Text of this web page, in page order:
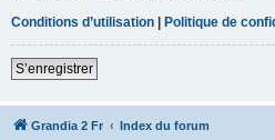
Conditions d’utilisation | Politique de
S’enregistrer
Grandia 2 Fr Index du forum